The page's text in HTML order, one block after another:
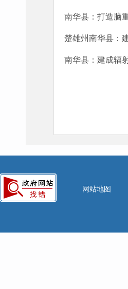
南华县：打造脑
楚雄州南华县：
南华县：建成辐
网站地图